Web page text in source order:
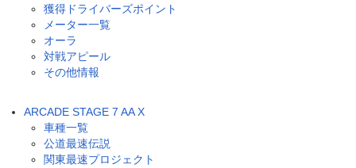
獲得ドライバーズポイント
メーター一覧
オーラ
対戦アピール
その他情報
ARCADE STAGE 7 AA X
車種一覧
公道最速伝説
関東最速プロジェクト